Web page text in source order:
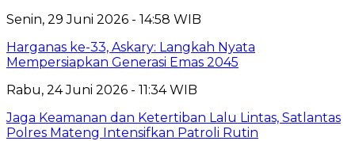
Senin, 29 Juni 2026 - 14:58 WIB
Harganas ke-33, Askary: Langkah Nyata
Mempersiapkan Generasi Emas 2045
Rabu, 24 Juni 2026 - 11:34 WIB
Jaga Keamanan dan Ketertiban Lalu Lintas, Satlantas
Polres Mateng Intensifkan Patroli Rutin